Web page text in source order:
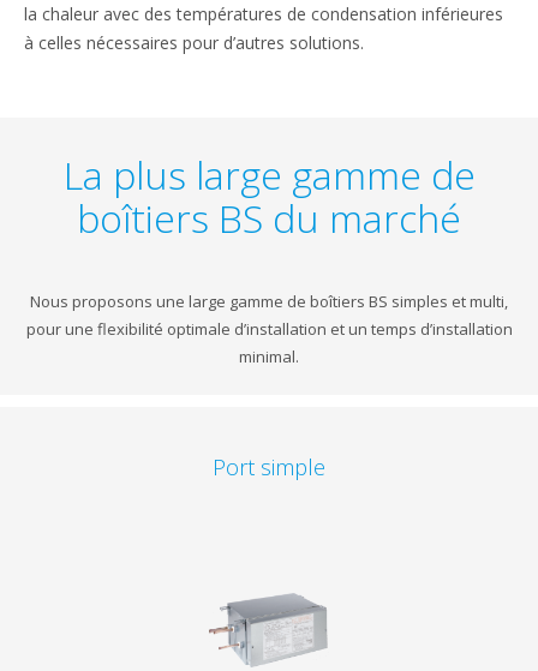
la chaleur avec des températures de condensation inférieures
à celles nécessaires pour d’autres solutions.
La plus large gamme de
boîtiers BS du marché
Nous proposons une large gamme de boîtiers BS simples et multi,
pour une flexibilité optimale d’installation et un temps d’installation
minimal.
Port simple